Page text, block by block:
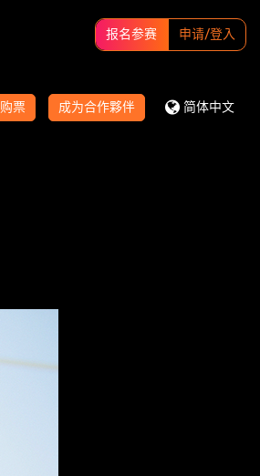
报名参赛 申请/登入
购票 成为合作夥伴 简体中文